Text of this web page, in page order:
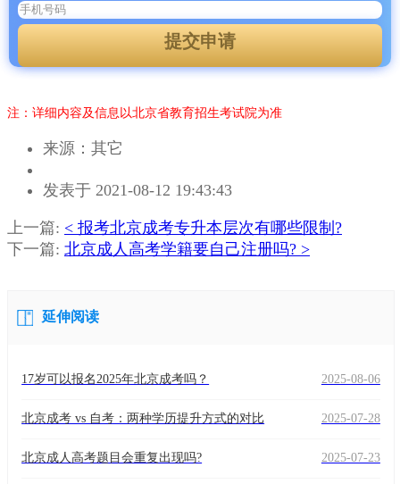
提交申请
注：详细内容及信息以北京省教育招生考试院为准
来源：其它
者：
老
师
发表于 2021-08-12 19:43:43
上一篇: < 报考北京成考专升本层次有哪些限制?
下一篇: 北京成人高考学籍要自己注册吗? >
延伸阅读
17岁可以报名2025年北京成考吗？ 2025-08-06
北京成考 vs 自考：两种学历提升方式的对比 2025-07-28
北京成人高考题目会重复出现吗? 2025-07-23